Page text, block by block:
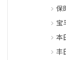
保
宝
本
丰